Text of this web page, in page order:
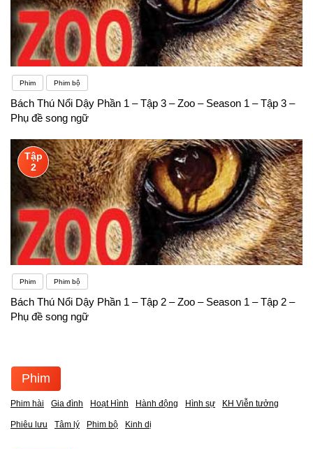
Phim Phim bộ
Bách Thú Nổi Dậy Phần 1 – Tập 3 – Zoo – Season 1 – Tập 3 –
Phụ đề song ngữ
Tập
2
Phim Phim bộ
Bách Thú Nổi Dậy Phần 1 – Tập 2 – Zoo – Season 1 – Tập 2 –
Phụ đề song ngữ
Phim
Phim hài Gia đình Hoạt Hình Hành động Hình sự KH Viễn tưởng
Phiêu lưu Tâm lý Phim bộ Kinh dị